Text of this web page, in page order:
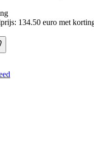
134.50 euro met